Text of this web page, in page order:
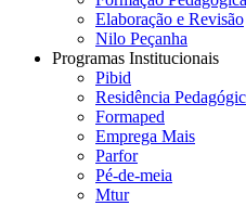
Elaboração e Revisão
Nilo Peçanha
Programas Institucionais
Pibid
Residência
Formaped
Emprega Mais
Parfor
Pé-de-meia
Mtur